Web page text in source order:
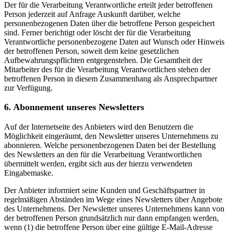
Der für die Verarbeitung Verantwortliche erteilt jeder betroffenen
Person jederzeit auf Anfrage Auskunft darüber, welche
personenbezogenen Daten über die betroffene Person gespeichert
sind. Ferner berichtigt oder löscht der für die Verarbeitung
Verantwortliche personenbezogene Daten auf Wunsch oder Hinweis
der betroffenen Person, soweit dem keine gesetzlichen
Aufbewahrungspflichten entgegenstehen. Die Gesamtheit der
Mitarbeiter des für die Verarbeitung Verantwortlichen stehen der
betroffenen Person in diesem Zusammenhang als Ansprechpartner
zur Verfügung.
6. Abonnement unseres Newsletters
Auf der Internetseite des Anbieters wird den Benutzern die
Möglichkeit eingeräumt, den Newsletter unseres Unternehmens zu
abonnieren. Welche personenbezogenen Daten bei der Bestellung
des Newsletters an den für die Verarbeitung Verantwortlichen
übermittelt werden, ergibt sich aus der hierzu verwendeten
Eingabemaske.
Der Anbieter informiert seine Kunden und Geschäftspartner in
regelmäßigen Abständen im Wege eines Newsletters über Angebote
des Unternehmens. Der Newsletter unseres Unternehmens kann von
der betroffenen Person grundsätzlich nur dann empfangen werden,
wenn (1) die betroffene Person über eine gültige E-Mail-Adresse